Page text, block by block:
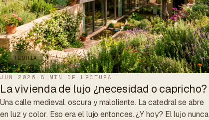
TEORÍA
JUN 2026 · 8 MIN DE LECTURA
La vivienda de lujo ¿necesidad o capricho?
Una calle medieval, oscura y maloliente. La catedral se abre
en luz y color. Eso era el lujo entonces. ¿Y hoy? El lujo nunca